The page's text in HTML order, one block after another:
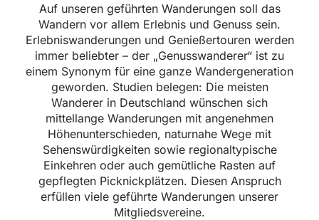
Auf unseren geführten Wanderungen soll das
Wandern vor allem Erlebnis und Genuss sein.
Erlebniswanderungen und Genießertouren werden
immer beliebter – der „Genusswanderer“ ist zu
einem Synonym für eine ganze Wandergeneration
geworden. Studien belegen: Die meisten
Wanderer in Deutschland wünschen sich
mittellange Wanderungen mit angenehmen
Höhenunterschieden, naturnahe Wege mit
Sehenswürdigkeiten sowie regionaltypische
Einkehren oder auch gemütliche Rasten auf
gepflegten Picknickplätzen. Diesen Anspruch
erfüllen viele geführte Wanderungen unserer
Mitgliedsvereine.